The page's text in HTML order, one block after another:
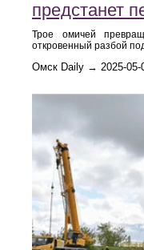
предстанет
Трое омичей
откровенный разбой
Омск Daily → 2025-05-